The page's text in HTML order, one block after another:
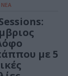
με 5